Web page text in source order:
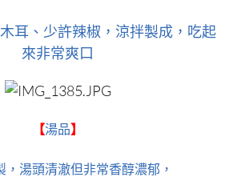
耳、少許辣椒，涼拌製成，吃起
來非常爽口
【湯品】
，湯頭清澈但非常香醇濃郁，